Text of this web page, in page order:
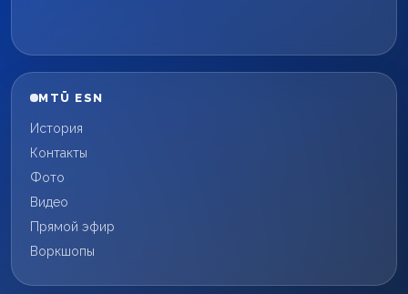
MTÜ ESN
История
Контакты
Фото
Видео
Прямой эфир
Воркшопы